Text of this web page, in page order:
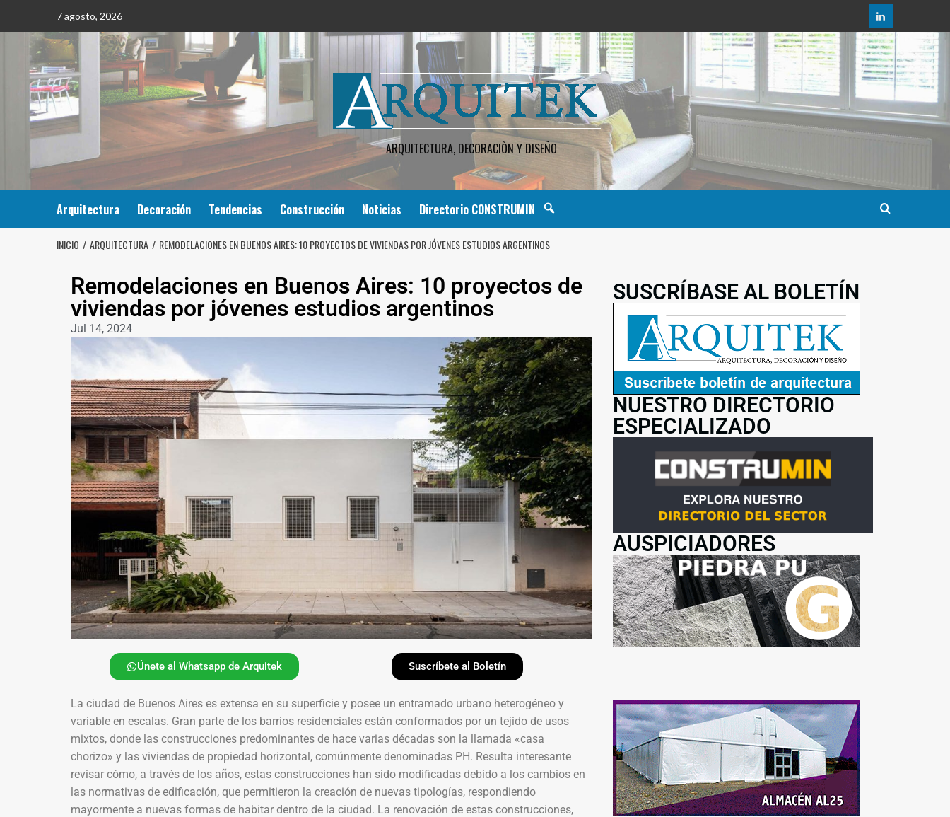
7 agosto, 2026
ARQUITECTURA, DECORACIÒN Y DISEÑO
Arquitectura Decoración Tendencias Construcción Noticias Directorio CONSTRUMIN
INICIO ARQUITECTURA REMODELACIONES EN BUENOS AIRES: 10 PROYECTOS DE VIVIENDAS POR JÓVENES ESTUDIOS ARGENTINOS
Remodelaciones en Buenos Aires: 10 proyectos de
viviendas por jóvenes estudios argentinos
Jul 14, 2024
Únete al Whatsapp de Arquitek Suscríbete al Boletín
La ciudad de Buenos Aires es extensa en su superficie y posee un entramado urbano heterogéneo y
variable en escalas. Gran parte de los barrios residenciales están conformados por un tejido de usos
mixtos, donde las construcciones predominantes de hace varias décadas son la llamada «casa
chorizo» y las viviendas de propiedad horizontal, comúnmente denominadas PH. Resulta interesante
revisar cómo, a través de los años, estas construcciones han sido modificadas debido a los cambios en
las normativas de edificación, que permitieron la creación de nuevas tipologías, respondiendo
mayormente a nuevas formas de habitar dentro de la ciudad. La renovación de estas construcciones,
SUSCRÍBASE AL BOLETÍN
NUESTRO DIRECTORIO
ESPECIALIZADO
AUSPICIADORES